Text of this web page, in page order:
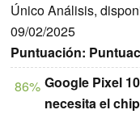
Único Análisis,
09/02/2025
Puntuación:
86% Google Pixel
necesita el